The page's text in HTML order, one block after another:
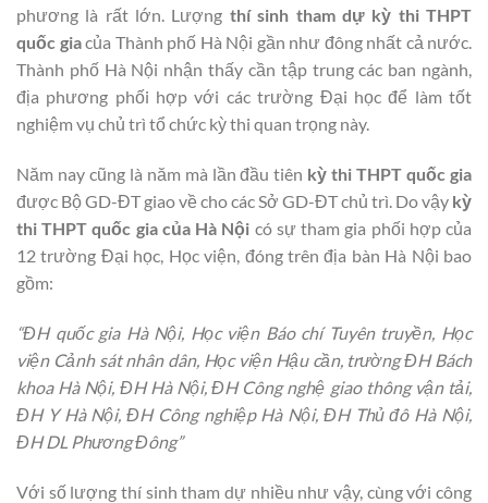
phương là rất lớn. Lượng thí sinh tham dự kỳ thi THPT
quốc giacủa Thành phố Hà Nội gần như đông nhất cả nước.
Thành phố Hà Nội nhận thấy cần tập trung các ban ngành,
địa phương phối hợp với các trường Đại học để làm tốt
nghiệm vụ chủ trì tổ chức kỳ thi quan trọng này.
Năm nay cũng là năm mà lần đầu tiên kỳ thi THPT quốc gia
được Bộ GD-ĐT giao về cho các Sở GD-ĐT chủ trì. Do vậy kỳ
thi THPT quốc gia của Hà Nội có sự tham gia phối hợp của
12 trường Đại học, Học viện, đóng trên địa bàn Hà Nội bao
gồm:
“ĐH quốc gia Hà Nội, Học viện Báo chí Tuyên truyền, Học
viện Cảnh sát nhân dân, Học viện Hậu cần, trường ĐH Bách
khoa Hà Nội, ĐH Hà Nội, ĐH Công nghệ giao thông vận tải,
ĐH Y Hà Nội, ĐH Công nghiệp Hà Nội, ĐH Thủ đô Hà Nội,
ĐH DL Phương Đông”
Với số lượng thí sinh tham dự nhiều như vậy, cùng với công